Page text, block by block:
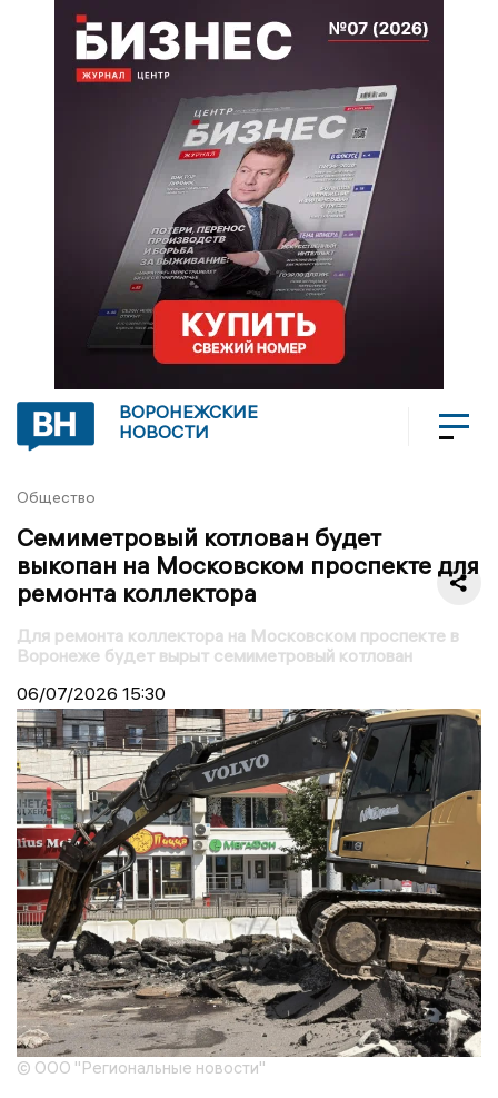
ВОРОНЕЖСКИЕ
НОВОСТИ
Общество
Семиметровый котлован будет
выкопан на Московском проспекте для
ремонта коллектора
Для ремонта коллектора на Московском проспекте в
Воронеже будет вырыт семиметровый котлован
06/07/2026 15:30
© ООО "Региональные новости"